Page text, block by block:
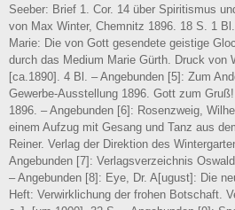
Seeber: Brief 1. Cor. 14 über Spiritismus
von Max Winter, Chemnitz 1896. 18 S. 1
Marie: Die von Gott gesendete geistige
durch das Medium Marie Gürth. Druck von
[ca.1890]. 4 Bl. – Angebunden [5]: Zum
Gewerbe-Ausstellung 1896. Gott zum
1896. – Angebunden [6]: Rosenzweig,
einem Aufzug mit Gesang und Tanz aus
Reiner. Verlag der Direktion des
Angebunden [7]: Verlagsverzeichnis
– Angebunden [8]: Eye, Dr. A[ugust]: Die
Heft: Verwirklichung der frohen Botschaft.